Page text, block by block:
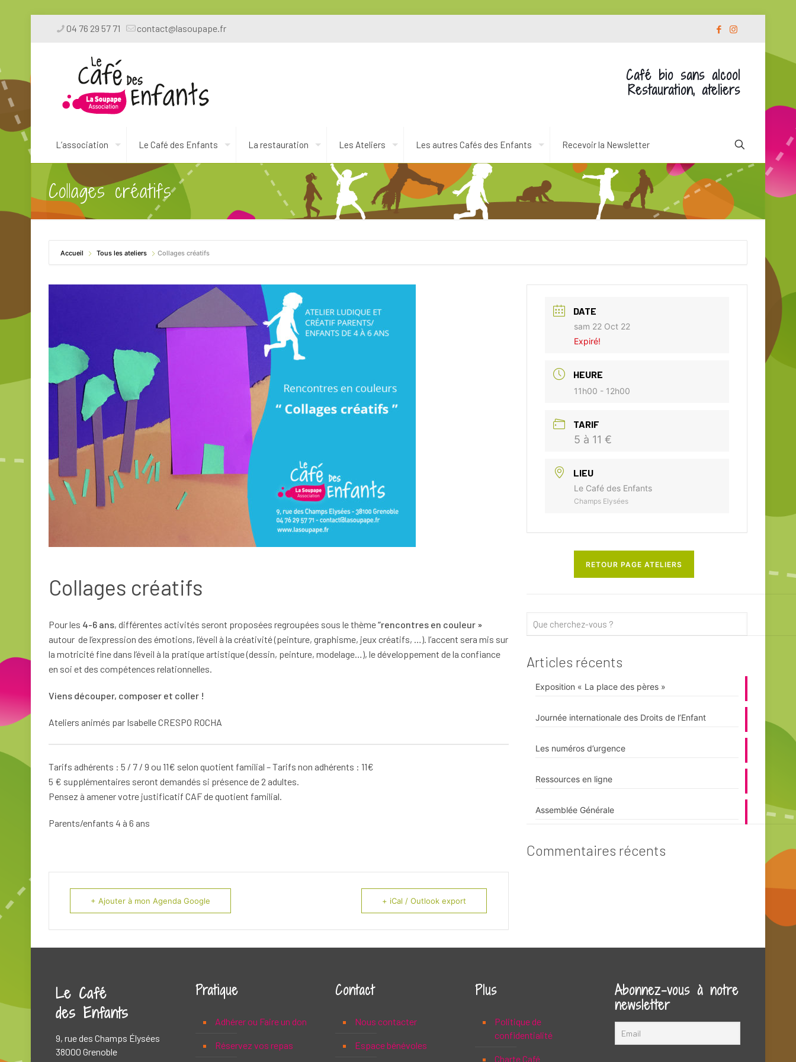
04 76 29 57 71 contact@lasoupape.fr
L’association Le Café des Enfants La restauration Les Ateliers Les autres Cafés des Enfants Recevoir la Newsletter
Café bio sans alcool
Restauration, ateliers
Collages créatifs
Accueil Tous les ateliers Collages créatifs
Collages créatifs
Pour les 4-6 ans, différentes activités seront proposées regroupées sous le thème“rencontres en couleur »
autour de l’expression des émotions, l’éveil à la créativité (peinture, graphisme, jeux créatifs, …). l’accent sera mis sur
la motricité fine dans l’éveil à la pratique artistique (dessin, peinture, modelage…), le développement de la confiance
en soi et des compétences relationnelles.
Viens découper, composer et coller !
Ateliers animés par Isabelle CRESPO ROCHA
Tarifs adhérents : 5 / 7 / 9 ou 11€ selon quotient familial – Tarifs non adhérents : 11€
5 € supplémentaires seront demandés si présence de 2 adultes.
Pensez à amener votre justificatif CAF de quotient familial.
Parents/enfants 4 à 6 ans
+ Ajouter à mon Agenda Google + iCal / Outlook export
DATE
sam 22 Oct 22
Expiré!
HEURE
11h00 - 12h00
TARIF
5 à 11 €
LIEU
Le Café des Enfants
Champs Elysées
RETOUR PAGE ATELIERS
Articles récents
Exposition « La place des pères »
Journée internationale des Droits de l’Enfant
Les numéros d’urgence
Ressources en ligne
Assemblée Générale
Commentaires récents
Le Café
des Enfants
9, rue des Champs Élysées
38000 Grenoble
Pratique
Adhérer ou Faire un don
Réservez vos repas
Contact
Nous contacter
Espace bénévoles
Plus
Politique de
confidentialité
Charte Café
Abonnez-vous à notre
newsletter